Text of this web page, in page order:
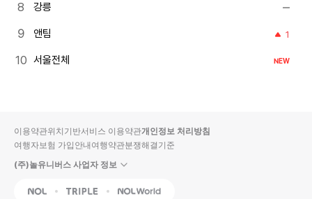
강릉
앤팀 1
서울전체 NEW
이용약관위치기반서비스 이용약관개인정보 처리방침
여행자보험 가입안내여행약관분쟁해결기준
(주)놀유니버스 사업자 정보
NOL Triple Interpark Global